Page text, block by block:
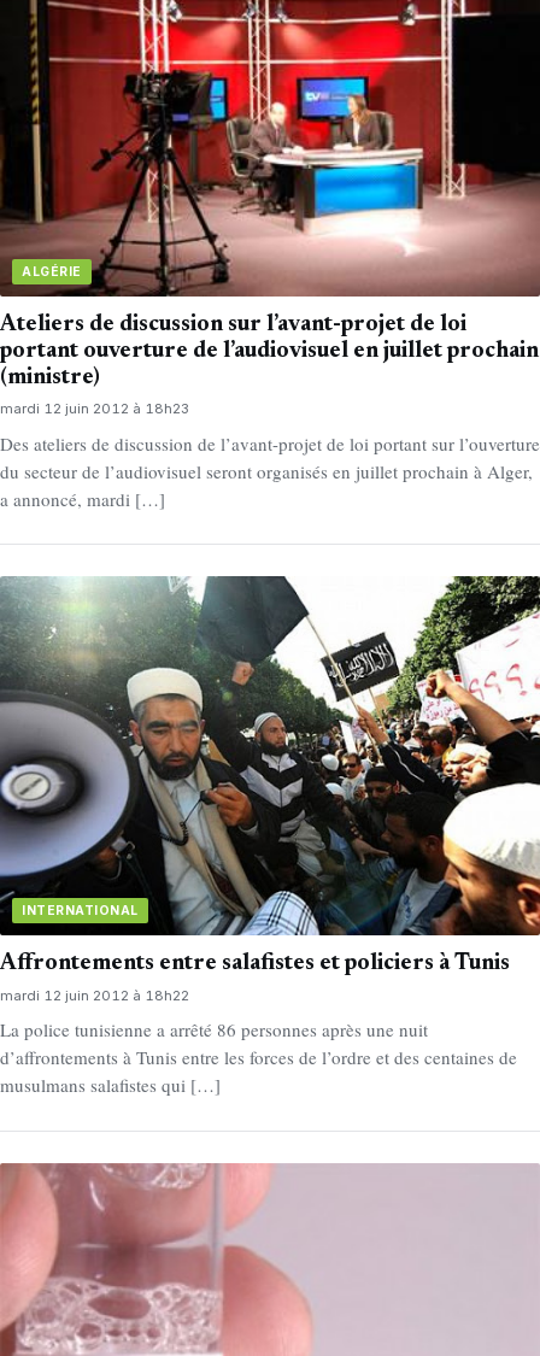
ALGÉRIE
Ateliers de discussion sur l’avant-projet de loi
portant ouverture de l’audiovisuel en juillet prochain
(ministre)
mardi 12 juin 2012 à 18h23
Des ateliers de discussion de l’avant-projet de loi portant sur l’ouverture
du secteur de l’audiovisuel seront organisés en juillet prochain à Alger,
a annoncé, mardi […]
INTERNATIONAL
Affrontements entre salafistes et policiers à Tunis
mardi 12 juin 2012 à 18h22
La police tunisienne a arrêté 86 personnes après une nuit
d’affrontements à Tunis entre les forces de l’ordre et des centaines de
musulmans salafistes qui […]